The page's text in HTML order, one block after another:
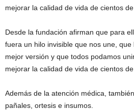
mejorar la calidad de vida de cientos
Desde la fundación afirman que para
fuera un hilo invisible que nos une,
mejor versión y que todos podamos
mejorar la calidad de vida de cientos de
Además de la atención médica,
pañales, ortesis e insumos.